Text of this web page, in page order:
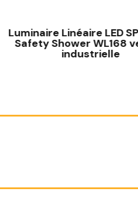
Luminaire Linéaire LED
Safety Shower WL168
industrielle